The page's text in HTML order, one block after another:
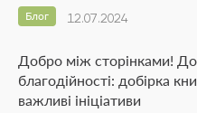
12.07.2024
Блог
Добро між сторінками!
благодійності: добірка
важливі ініціативи